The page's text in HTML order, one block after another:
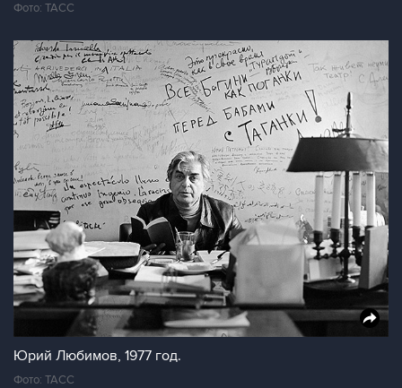
Фото: ТАСС
Юрий Любимов, 1977 год.
Фото: ТАСС